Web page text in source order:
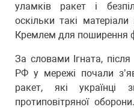
уламків ракет і
оскільки такі
Кремлем для поширення
За словами Ігната,
РФ у мережі почали
ракет, які українці
протиповітряної